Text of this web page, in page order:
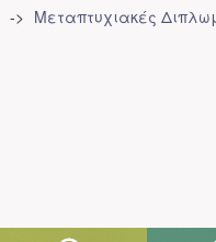
Μεταπτυχιακές